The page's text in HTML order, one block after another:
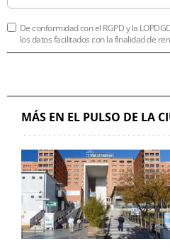
De conformidad con el RGPD y la
los datos facilitados con la finalidad de
MÁS EN EL PULSO DE LA